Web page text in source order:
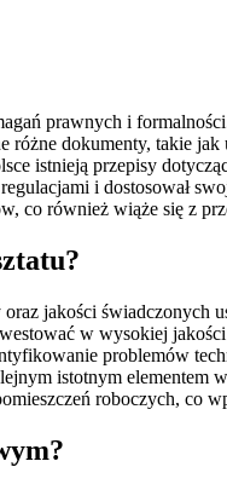
prawnych i
dokumenty, takie
istnieją przepisy
i dostosował
co również wiąże się z
jakości świadczonych
w wysokiej
problemów
istotnym
roboczych, co